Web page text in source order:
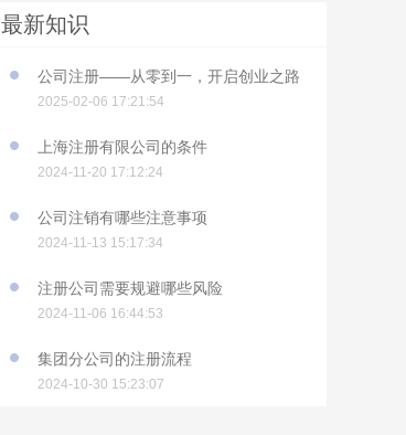
最新知识
公司注册——从零到一，开启创业之路
2025-02-06 17:21:54
上海注册有限公司的条件
2024-11-20 17:12:24
公司注销有哪些注意事项
2024-11-13 15:17:34
注册公司需要规避哪些风险
2024-11-06 16:44:53
集团分公司的注册流程
2024-10-30 15:23:07